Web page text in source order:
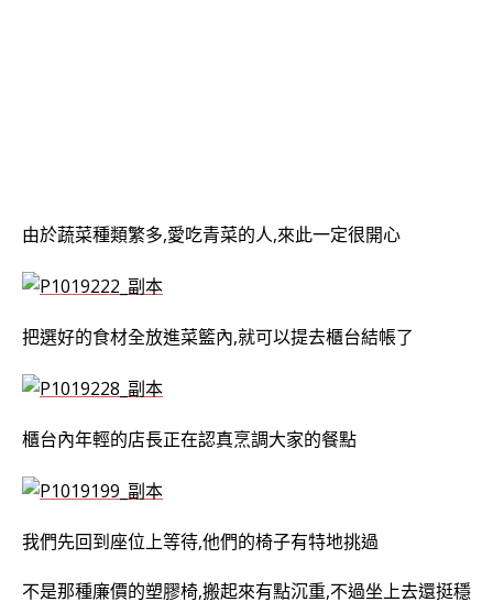
由於蔬菜種類繁多,愛吃青菜的人,來此一定很開心
把選好的食材全放進菜籃內,就可以提去櫃台結帳了
櫃台內年輕的店長正在認真烹調大家的餐點
我們先回到座位上等待,他們的椅子有特地挑過
不是那種廉價的塑膠椅,搬起來有點沉重,不過坐上去還挺穩